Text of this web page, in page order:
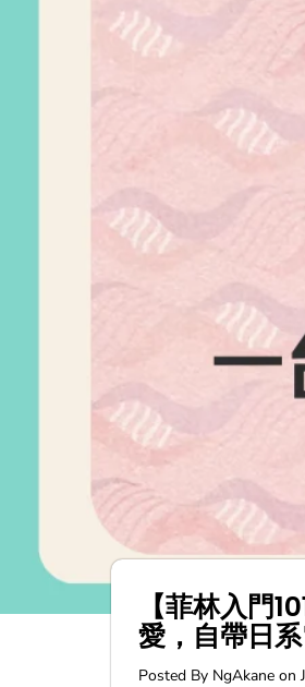
【菲林入門
愛，自帶日
Posted By NgAkane on